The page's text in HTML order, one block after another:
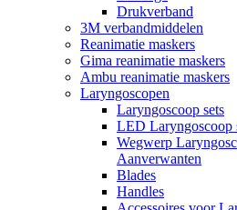
Drukverband
3M verbandmiddelen
Reanimatie maskers
Gima reanimatie maskers
Ambu reanimatie maskers
Laryngoscopen
Laryngoscoop sets
LED Laryngoscoop
Wegwerp
Aanverwanten
Blades
Handles